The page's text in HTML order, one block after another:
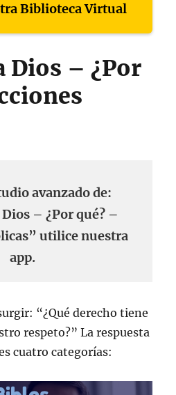
Biblioteca Virtual
Dios – ¿Por
avanzado de:
– ¿Por qué? –
utilice nuestra
app.
“¿Qué derecho tiene
respeto?” La respuesta
cuatro categorías: